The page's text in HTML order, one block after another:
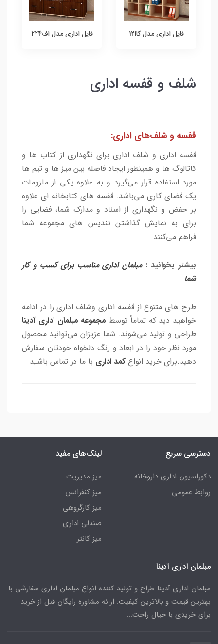
فایل اداری مدل کا121 فایل اداری مدل اف224
شلف و قفسه اداری
قفسه و شلف‌های اداری:
قفسه اداری و شلف اداری برای نگهداری از کتاب ها و
کاتالوگ ها و همینطور ایجاد فاصله بین میز ها و تیم ها
مورد استفاده قرار می‌گیرد و به علاوه یکی از ملزومات
یک فضای کاری می‌باشد. قفسه های کتابخانه ای علاوه
بر حفض و نگهداری از اسناد و مدارک شما، فضایی را
برای به نمایش گذاشتن تندیس های مجموعه شما
فراهم می‌کنند.
بیشتر بخوانید : مبلمان اداری مناسب برای کسب و کار
شما
طرح های متنوع از قفسه اداری وشلف اداری را در ادامه
خواهید دید که تماماً توسط مجموعه مبلمان اداری آدینا
طراحی و تولید می‌شوند. شما عزیزان می‌توانید محصول
مورد نظر خود را در ابعاد و رنگ دلخواه خودتان سفارش
دهید.برای خرید انواع کمد اداری با ما در تماس باشید
دسترسی سریع
دکوراسیون اداری داروخانه
روابط عمومی
لینک‌های مفید
میز مدیریت
میز کنفرانس
میز کارگروهی
صندلی اداری
میز کانتر
مبلمان اداری آدینا
مبلمان اداری آدینا طراح و تولید کننده انواع مبلمان اداری سفارشی با
بهترین قیمت و بالاترین کیفیت. ارائه مشاوره رایگان قبل از خرید
برای خریدی با خیال راحت...